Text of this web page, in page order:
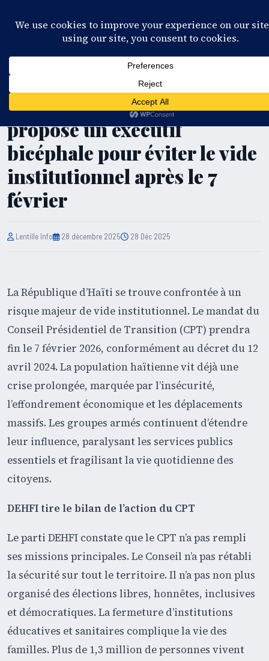
Haïti/ Politique: DEHFI
propose un exécutif
bicéphale pour éviter le vide
institutionnel après le 7
février
Lentille Info 28 décembre 2025 28 Déc 2025
La République d’Haïti se trouve confrontée à un
risque majeur de vide institutionnel. Le mandat du
Conseil Présidentiel de Transition (CPT) prendra
fin le 7 février 2026, conformément au décret du 12
avril 2024. La population haïtienne vit déjà une
crise prolongée, marquée par l’insécurité,
l’effondrement économique et les déplacements
massifs. Les groupes armés continuent d’étendre
leur influence, paralysant les services publics
essentiels et fragilisant la vie quotidienne des
citoyens.
DEHFI tire le bilan de l’action du CPT
Le parti DEHFI constate que le CPT n’a pas rempli
ses missions principales. Le Conseil n’a pas rétabli
la sécurité sur tout le territoire. Il n’a pas non plus
organisé des élections libres, honnêtes, inclusives
et démocratiques. La fermeture d’institutions
éducatives et sanitaires complique la vie des
familles. Plus de 1,3 million de personnes vivent